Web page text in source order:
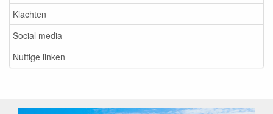
Klachten
Social media
Nuttige linken